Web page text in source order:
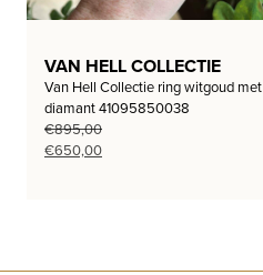
VAN HELL COLLECTIE
Van Hell Collectie ring witgoud met
diamant 41095850038
€895,00
Oorspronkelijke
€650,00Huidige